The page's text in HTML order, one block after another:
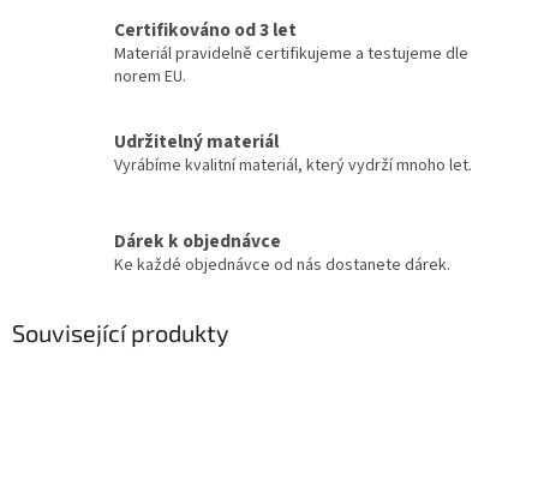
Certifikováno od 3 let
Materiál pravidelně certifikujeme a testujeme dle
norem EU.
Udržitelný materiál
Vyrábíme kvalitní materiál, který vydrží mnoho let.
Dárek k objednávce
Ke každé objednávce od nás dostanete dárek.
Související produkty